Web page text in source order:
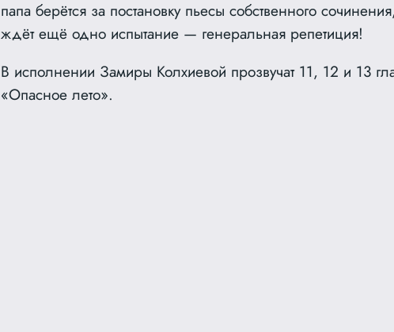
папа берётся за постановку пьесы собственного
ждёт ещё одно испытание — генеральная репетиция!
В исполнении Замиры Колхиевой прозвучат 11, 12 и 13
«Опасное лето».